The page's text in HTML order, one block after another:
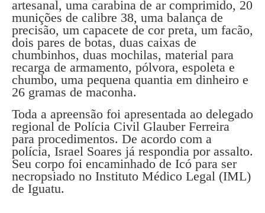
artesanal, uma carabina de ar comprimido, 20
munições de calibre 38, uma balança de
precisão, um capacete de cor preta, um facão,
dois pares de botas, duas caixas de
chumbinhos, duas mochilas, material para
recarga de armamento, pólvora, espoleta e
chumbo, uma pequena quantia em dinheiro e
26 gramas de maconha.
Toda a apreensão foi apresentada ao delegado
regional de Polícia Civil Glauber Ferreira
para procedimentos. De acordo com a
polícia, Israel Soares já respondia por assalto.
Seu corpo foi encaminhado de Icó para ser
necropsiado no Instituto Médico Legal (IML)
de Iguatu.